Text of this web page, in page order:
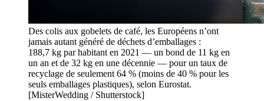
Des colis aux gobelets de café, les Européens n’ont
jamais autant généré de déchets d’emballages :
188,7 kg par habitant en 2021 — un bond de 11 kg en
un an et de 32 kg en une décennie — pour un taux de
recyclage de seulement 64 % (moins de 40 % pour les
seuls emballages plastiques), selon Eurostat.
[MisterWedding / Shutterstock]